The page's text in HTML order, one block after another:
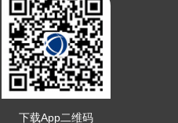
下载App二维码